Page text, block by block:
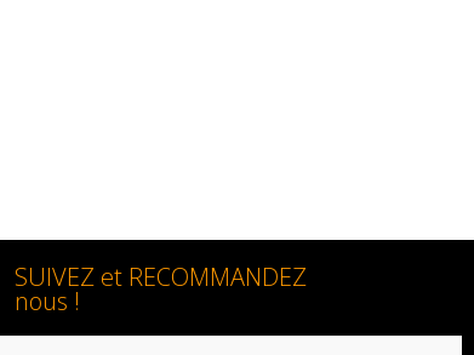
SUIVEZ et RECOMMANDEZ
nous !